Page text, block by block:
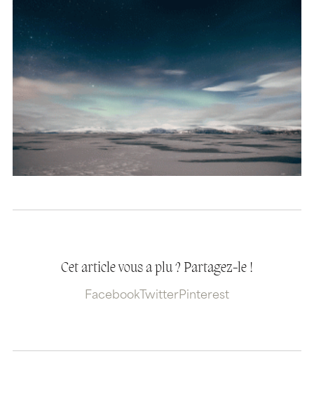
Cet article vous a plu ? Partagez-le !
Facebook TwitterPinterest